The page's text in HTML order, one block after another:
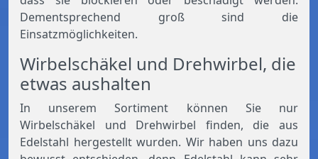
Dementsprechend groß sind die
Einsatzmöglichkeiten.
Wirbelschäkel und Drehwirbel, die
etwas aushalten
In unserem Sortiment können Sie nur
Wirbelschäkel und Drehwirbel finden, die aus
Edelstahl hergestellt wurden. Wir haben uns dazu